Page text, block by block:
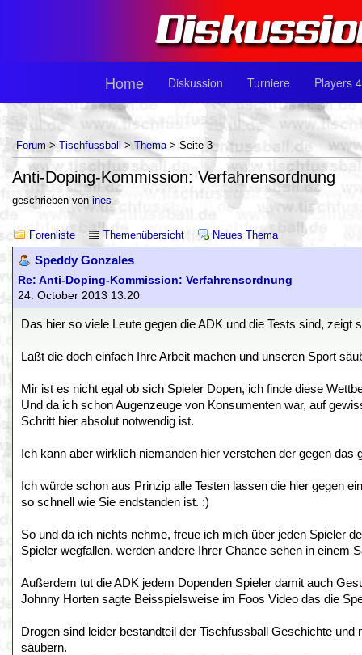
Home Diskussion Turniere Players
Forum > Tischfussball > Thema> Seite 3
Anti-Doping-Kommission: Verfahrensordnung
geschrieben von ines
Forenliste Themenübersicht Neues Thema
Speddy Gonzales
Re: Anti-Doping-Kommission: Verfahrensordnung
24. October 2013 13:20
Das hier so viele Leute gegen die ADK und die Tests sind, zeigt
Laßt die doch einfach Ihre Arbeit machen und unseren Sport
Mir ist es nicht egal ob sich Spieler Dopen, ich finde diese
Und da ich schon Augenzeuge von Konsumenten war, auf
Schritt hier absolut notwendig ist.
Ich kann aber wirklich niemanden hier verstehen der gegen
Ich würde schon aus Prinzip alle Testen lassen die hier gegen
so schnell wie Sie endstanden ist. :)
So und da ich nichts nehme, freue ich mich über jeden Spieler
Spieler wegfallen, werden andere Ihrer Chance sehen in einem
Außerdem tut die ADK jedem Dopenden Spieler damit auch
Johnny Horten sagte Beisspielsweise im Foos Video das die
Drogen sind leider bestandteil der Tischfussball Geschichte
säubern.